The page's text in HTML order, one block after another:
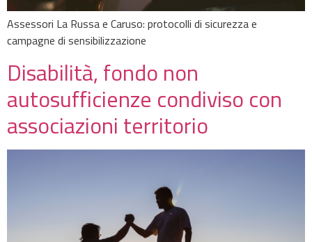
Assessori La Russa e Caruso: protocolli di sicurezza e
campagne di sensibilizzazione
Disabilità, fondo non
autosufficienze condiviso con
associazioni territorio